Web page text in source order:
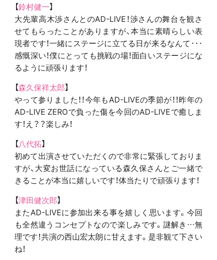
【鈴村健一】
大先輩高木渉さんとのAD-LIVE！渉さんの舞台を観さ
せてもらったことがありますが、本当に素晴らしい表
現者です！一緒にステージに立てる日が来るなんて･･･
感慨深い！僕にとっても挑戦の場！面白いステージにな
るように頑張ります！
【森久保祥太郎】
やって参りました！！今年もAD-LIVEの季節が！！昨年の
AD-LIVE ZEROで負った傷を今回のAD-LIVEで癒しま
す！え？？楽しみ！
【八代拓】
初めて出演させていただくので非常に緊張しておりま
すが、大変お世話になっている森久保さんとご一緒で
きることが本当に嬉しいです！体当たりで頑張ります！
【津田健次郎】
またAD-LIVEに参加出来る事を嬉しく思います。今回
も全然違うコンセプトなので楽しみです。謎解き…無
理です！共演の西山宏太朗に甘えます。是非観て下さい
ね！